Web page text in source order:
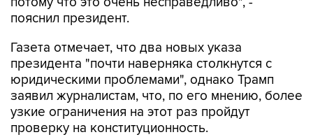
Газета отмечает, что два новых указа
юридическими проблемами", однако Трамп
заявил журналистам, что, по его мнению, более
узкие ограничения на этот раз пройдут
проверку на конституционность.
30 июня Верховный суд США постановил, что